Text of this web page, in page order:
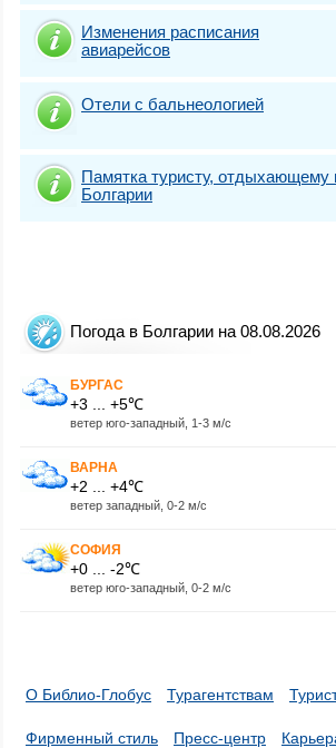
Изменения расписания
авиарейсов
Отели с бальнеологией
Памятка туристу, отдыхающему
Болгарии
Погода в Болгарии на 08.08.2026
БУРГАС
+3 ... +5℃
ветер юго-западный, 1-3 м/с
ВАРНА
+2 ... +4℃
ветер западный, 0-2 м/с
СОФИЯ
+0 ... -2℃
ветер юго-западный, 0-2 м/с
О Библио-Глобус Турагентствам
Фирменный стиль Пресс-центр